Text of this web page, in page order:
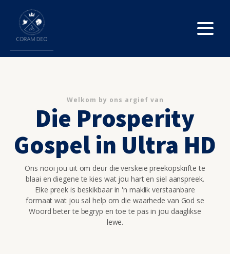
Welkom by ons argief van
Die Prosperity
Gospel in Ultra HD
Ons nooi jou uit om deur die verskeie preekopskrifte te
blaai en diegene te kies wat jou hart en siel aanspreek.
Elke preek is beskikbaar in 'n maklik verstaanbare
formaat wat jou sal help om die waarhede van God se
Woord beter te begryp en toe te pas in jou daaglikse
lewe.